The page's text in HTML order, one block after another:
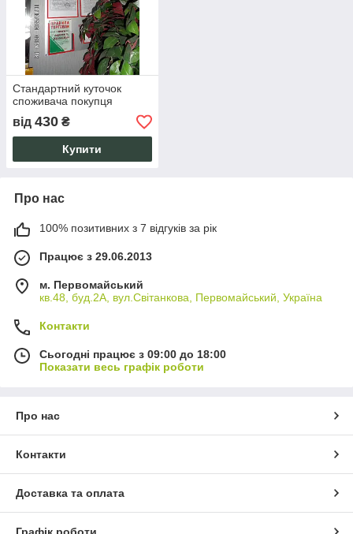
Стандартний куточок
споживача покупця
від 430 ₴
Купити
Про нас
100% позитивних з 7 відгуків за рік
Працює з 29.06.2013
м. Первомайський
кв.48, буд.2А, вул.Світанкова, Первомайський, Україна
Контакти
Сьогодні працює з 09:00 до 18:00
Показати весь графік роботи
Про нас
Контакти
Доставка та оплата